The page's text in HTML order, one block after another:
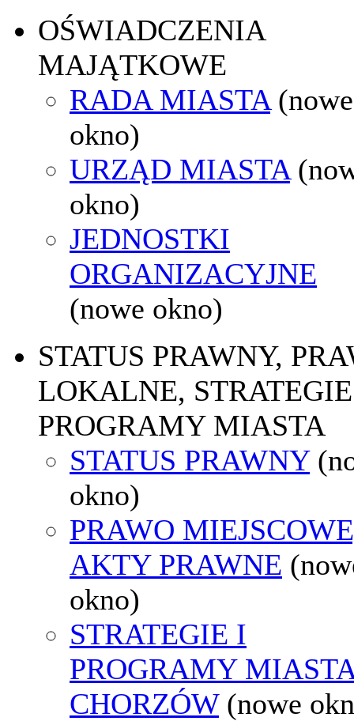
OŚWIADCZENIA
MAJĄTKOWE
RADA MIASTA (nowe
okno)
URZĄD MIASTA
okno)
JEDNOSTKI
ORGANIZACYJNE
(nowe okno)
STATUS PRAWNY,
LOKALNE,
PROGRAMY MIASTA
STATUS PRAWNY
okno)
PRAWO
AKTY PRAWNE
okno)
STRATEGIE I
PROGRAMY
CHORZÓW (nowe